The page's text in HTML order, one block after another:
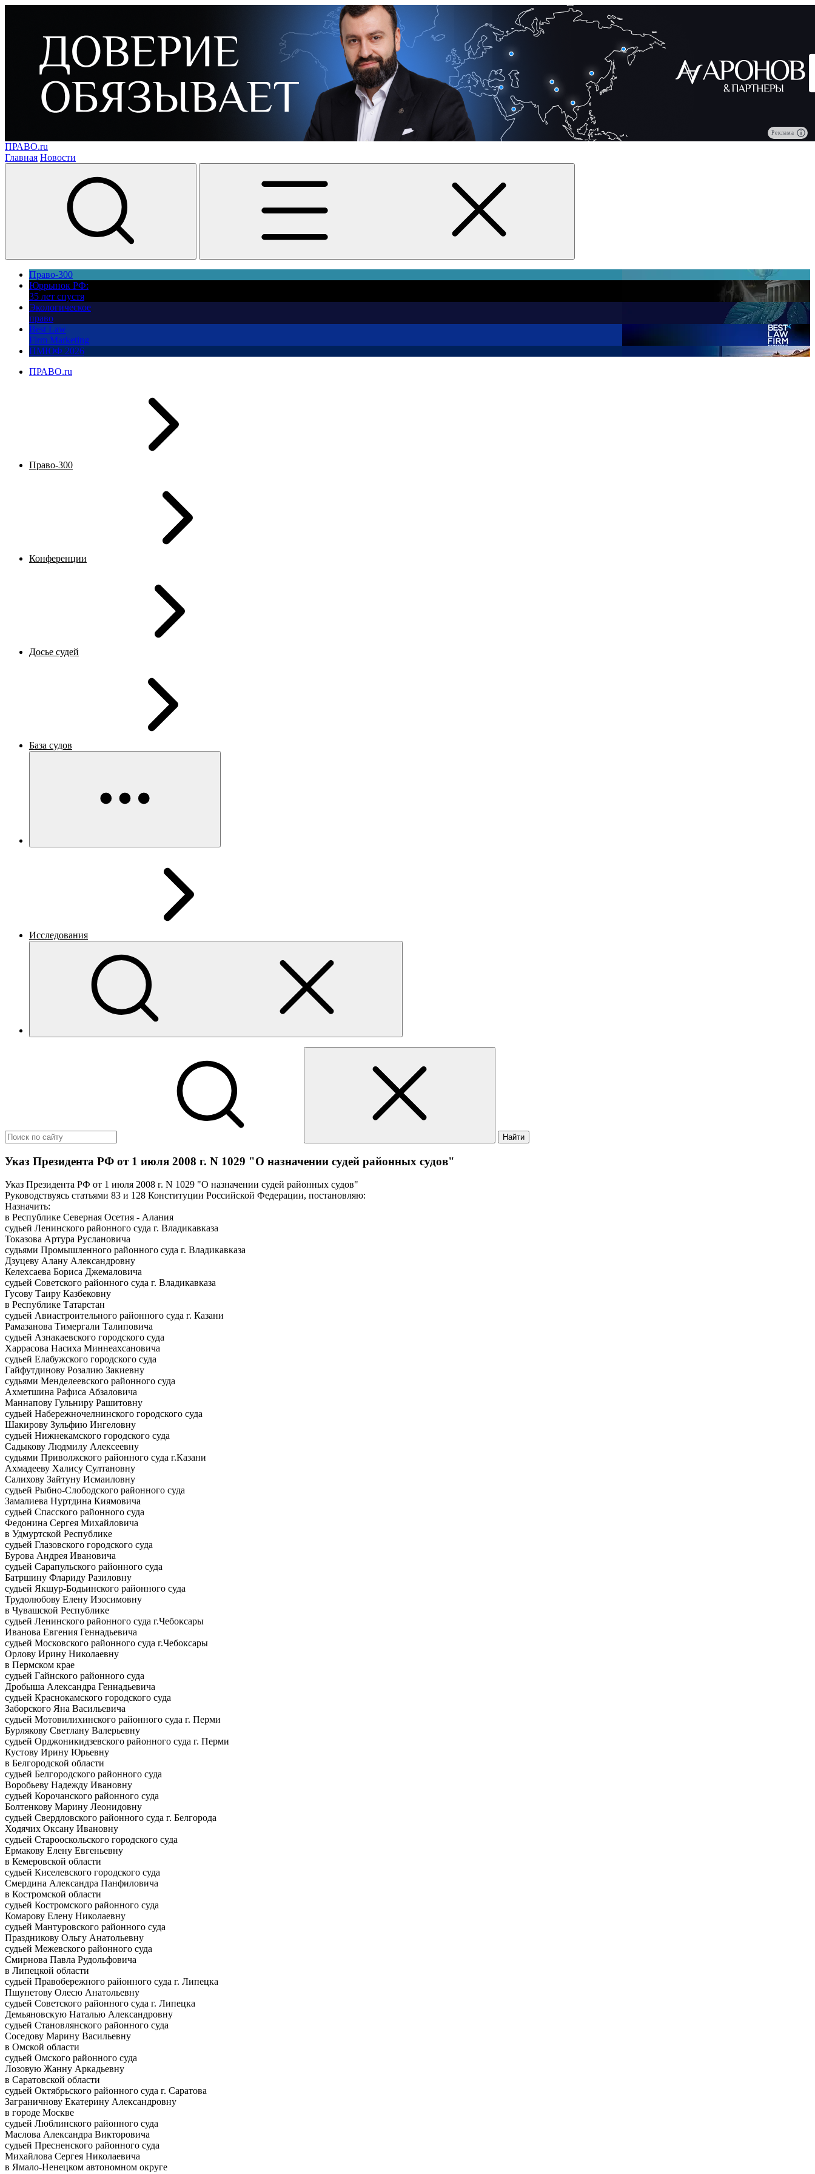
Реклама
ПРАВО.ru
Главная Новости
Право-300
Юррынок РФ:
35 лет спустя
Экологическое
право
Best Law
Firm Marketing
ПМЮФ 2026
ПРАВО.ru
Право-300
Конференции
Досье судей
База судов
Исследования
Найти
Указ Президента РФ от 1 июля 2008 г. N 1029 "О назначении судей районных судов"
Указ Президента РФ от 1 июля 2008 г. N 1029 "О назначении судей районных судов"
Руководствуясь статьями 83 и 128 Конституции Российской Федерации, постановляю:
Назначить:
в Республике Северная Осетия - Алания
судьей Ленинского районного суда г. Владикавказа
Токазова Артура Руслановича
судьями Промышленного районного суда г. Владикавказа
Дзуцеву Алану Александровну
Келехсаева Бориса Джемаловича
судьей Советского районного суда г. Владикавказа
Гусову Таиру Казбековну
в Республике Татарстан
судьей Авиастроительного районного суда г. Казани
Рамазанова Тимергали Талиповича
судьей Азнакаевского городского суда
Харрасова Насиха Миннеахсановича
судьей Елабужского городского суда
Гайфутдинову Розалию Закиевну
судьями Менделеевского районного суда
Ахметшина Рафиса Абзаловича
Маннапову Гульниру Рашитовну
судьей Набережночелнинского городского суда
Шакирову Зульфию Ингеловну
судьей Нижнекамского городского суда
Садыкову Людмилу Алексеевну
судьями Приволжского районного суда г.Казани
Ахмадееву Халису Султановну
Салихову Зайтуну Исмаиловну
судьей Рыбно-Слободского районного суда
Замалиева Нуртдина Киямовича
судьей Спасского районного суда
Федонина Сергея Михайловича
в Удмуртской Республике
судьей Глазовского городского суда
Бурова Андрея Ивановича
судьей Сарапульского районного суда
Батршину Флариду Разиловну
судьей Якшур-Бодьинского районного суда
Трудолюбову Елену Изосимовну
в Чувашской Республике
судьей Ленинского районного суда г.Чебоксары
Иванова Евгения Геннадьевича
судьей Московского районного суда г.Чебоксары
Орлову Ирину Николаевну
в Пермском крае
судьей Гайнского районного суда
Дробыша Александра Геннадьевича
судьей Краснокамского городского суда
Заборского Яна Васильевича
судьей Мотовилихинского районного суда г. Перми
Бурлякову Светлану Валерьевну
судьей Орджоникидзевского районного суда г. Перми
Кустову Ирину Юрьевну
в Белгородской области
судьей Белгородского районного суда
Воробьеву Надежду Ивановну
судьей Корочанского районного суда
Болтенкову Марину Леонидовну
судьей Свердловского районного суда г. Белгорода
Ходячих Оксану Ивановну
судьей Старооскольского городского суда
Ермакову Елену Евгеньевну
в Кемеровской области
судьей Киселевского городского суда
Смердина Александра Панфиловича
в Костромской области
судьей Костромского районного суда
Комарову Елену Николаевну
судьей Мантуровского районного суда
Праздникову Ольгу Анатольевну
судьей Межевского районного суда
Смирнова Павла Рудольфовича
в Липецкой области
судьей Правобережного районного суда г. Липецка
Пшунетову Олесю Анатольевну
судьей Советского районного суда г. Липецка
Демьяновскую Наталью Александровну
судьей Становлянского районного суда
Соседову Марину Васильевну
в Омской области
судьей Омского районного суда
Лозовую Жанну Аркадьевну
в Саратовской области
судьей Октябрьского районного суда г. Саратова
Заграничнову Екатерину Александровну
в городе Москве
судьей Люблинского районного суда
Маслова Александра Викторовича
судьей Пресненского районного суда
Михайлова Сергея Николаевича
в Ямало-Ненецком автономном округе